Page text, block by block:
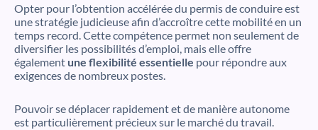
Opter pour l’obtention accélérée du permis de conduire est
une stratégie judicieuse afin d’accroître cette mobilité en un
temps record. Cette compétence permet non seulement de
diversifier les possibilités d’emploi, mais elle offre
également une flexibilité essentielle pour répondre aux
exigences de nombreux postes.
Pouvoir se déplacer rapidement et de manière autonome
est particulièrement précieux sur le marché du travail.